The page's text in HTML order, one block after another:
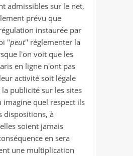
admissibles sur le net,
prévu que
instaurée par
"peut" réglementer la
l'on voit que les
en ligne n'ont pas
activité soit légale
publicité sur les sites
imagine quel respect ils
dispositions, à
soient jamais
en sera
une multiplication